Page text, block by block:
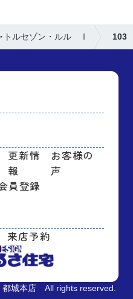
トルセゾン・ルル Ⅰ 103
更新情
報
お客様の
声
員登録
来店予約
城本店 All rights reserved.